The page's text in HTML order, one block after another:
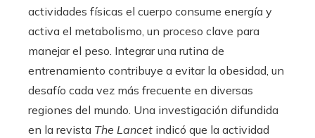
actividades físicas el cuerpo consume energía y
activa el metabolismo, un proceso clave para
manejar el peso. Integrar una rutina de
entrenamiento contribuye a evitar la obesidad, un
desafío cada vez más frecuente en diversas
regiones del mundo. Una investigación difundida
en la revista The Lancet indicó que la actividad